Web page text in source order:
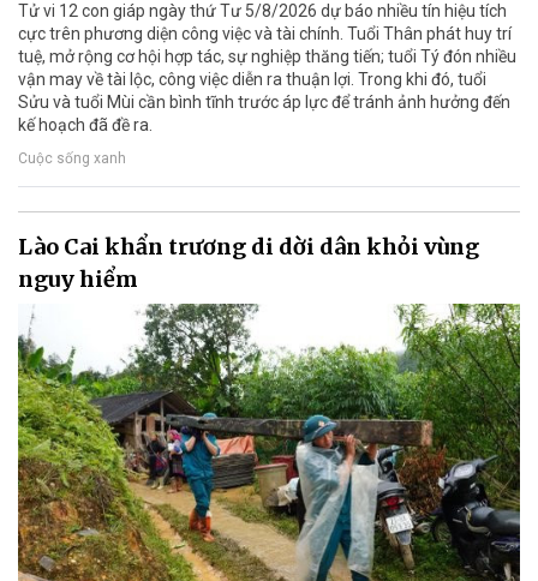
Tử vi 12 con giáp ngày thứ Tư 5/8/2026 dự báo nhiều tín hiệu tích
cực trên phương diện công việc và tài chính. Tuổi Thân phát huy trí
tuệ, mở rộng cơ hội hợp tác, sự nghiệp thăng tiến; tuổi Tý đón nhiều
vận may về tài lộc, công việc diễn ra thuận lợi. Trong khi đó, tuổi
Sửu và tuổi Mùi cần bình tĩnh trước áp lực để tránh ảnh hưởng đến
kế hoạch đã đề ra.
Cuộc sống xanh
Lào Cai khẩn trương di dời dân khỏi vùng
nguy hiểm